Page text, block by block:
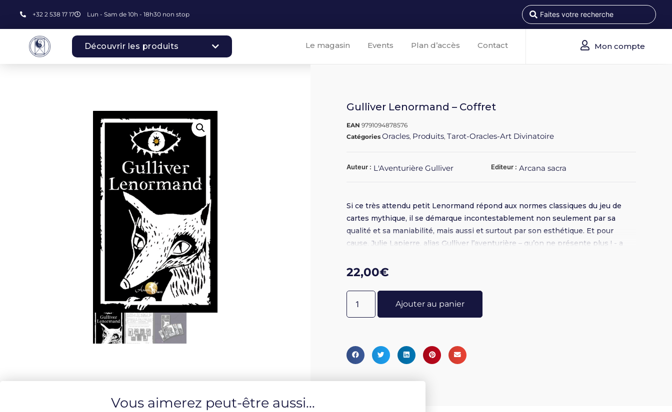
+32 2 538 17 17 Lun - Sam de 10h - 18h30 non stop
Découvrir les produits Le magasin Events Plan d’accès Contact Mon compte
Gulliver Lenormand – Coffret
EAN9791094878576
CatégoriesOracles, Produits,Tarot-Oracles-Art Divinatoire
Auteur : L'Aventurière Gulliver Editeur : Arcana sacra
Si ce très attendu petit Lenormand répond aux normes classiques du jeu de
cartes mythique, il se démarque incontestablement non seulement par sa
qualité et sa maniabilité, mais aussi et surtout par son esthétique. Et pour
cause. Julie Lapierre, alias Gulliver l’aventurière – qu’on ne présente plus ! - a
et blanc, dont les symboles sont résolument imprégnés de l’imaginaire averti
de leur auteure… À propos de l’auteure Gulliver l’Aventurière est illustratrice et
professeur d’arts-plastiques à Strasbourg. Passionnée par l’ésotérisme et tout
particulièrement la divination, elle illustre son premier tarot en 2013. Elle en
fera depuis une spécialité. Elle fait également partie d’un collectif d’illustrateurs,
22,00€
Ajouter au panier
Vous aimerez peut-être aussi...